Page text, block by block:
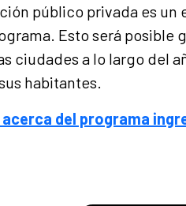
público privada es
Esto será posible
ciudades a lo largo del
habitantes.
del programa